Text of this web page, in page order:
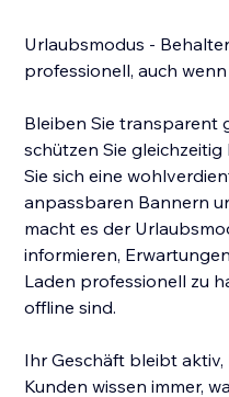
Urlaubsmodus -
professionell, auch
Bleiben Sie transparent
schützen Sie
Sie sich eine
anpassbaren Bannern
macht es der
informieren,
Laden professionell zu
offline sind.
Ihr Geschäft bleibt
Kunden wissen immer,